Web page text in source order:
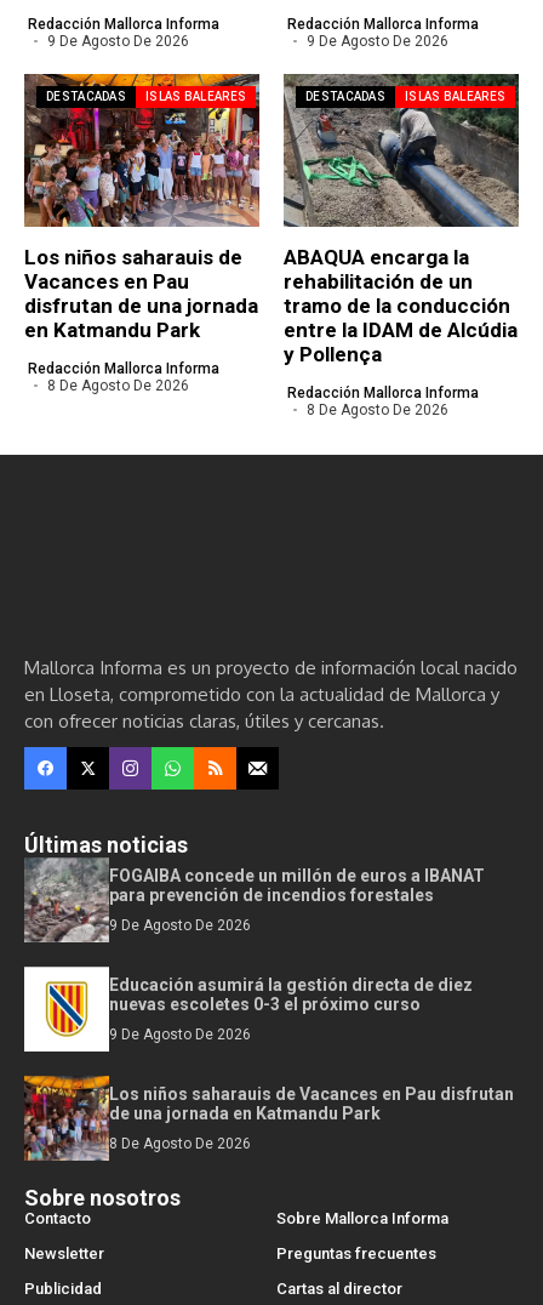
Redacción Mallorca Informa
9 De Agosto De 2026
Redacción Mallorca Informa
9 De Agosto De 2026
DESTACADAS ISLAS BALEARES
Los niños saharauis de
Vacances en Pau
disfrutan de una jornada
en Katmandu Park
Redacción Mallorca Informa
8 De Agosto De 2026
DESTACADAS ISLAS BALEARES
ABAQUA encarga la
rehabilitación de un
tramo de la conducción
entre la IDAM de Alcúdia
y Pollença
Redacción Mallorca Informa
8 De Agosto De 2026
Mallorca Informa es un proyecto de información local nacido
en Lloseta, comprometido con la actualidad de Mallorca y
con ofrecer noticias claras, útiles y cercanas.
Últimas noticias
FOGAIBA concede un millón de euros a IBANAT
para prevención de incendios forestales
9 De Agosto De 2026
Educación asumirá la gestión directa de diez
nuevas escoletes 0-3 el próximo curso
9 De Agosto De 2026
Los niños saharauis de Vacances en Pau disfrutan
de una jornada en Katmandu Park
8 De Agosto De 2026
Sobre nosotros
Contacto
Sobre Mallorca Informa
Newsletter
Preguntas frecuentes
Publicidad
Cartas al director